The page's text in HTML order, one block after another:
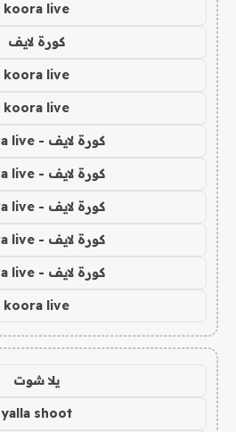
koora live
كورة لايف
koora live
koora live
كورة لايف - koora live
كورة لايف - koora live
كورة لايف - koora live
كورة لايف - koora live
كورة لايف - koora live
koora live
يلا شوت
yalla shoot